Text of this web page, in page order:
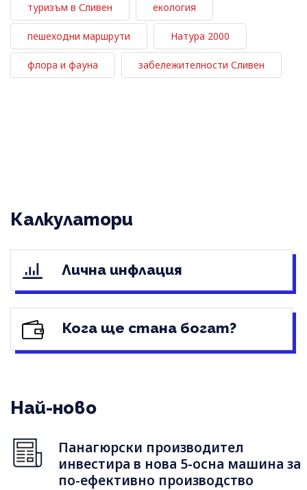
туризъм в Сливен екология
пешеходни маршрути Натура 2000
флора и фауна забележителности Сливен
Калкулатори
Лична инфлация
Кога ще стана богат?
Най-ново
Панагюрски производител
инвестира в нова 5-осна машина за
по-ефективно производство